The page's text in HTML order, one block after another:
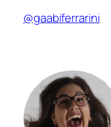
@gaabiferrarini